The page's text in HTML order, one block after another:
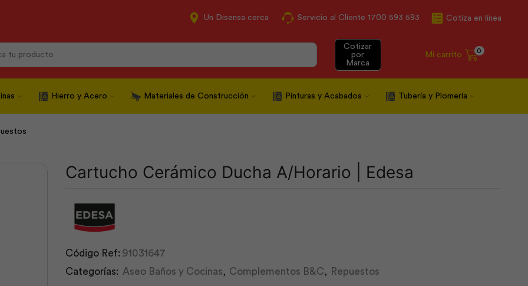
Un Disensa cerca Servicio al Cliente 1700 593 593 Cotiza en línea
Cotizar
por
Marca
Mi carrito 0
Hierro y Acero Materiales de Construcción Pinturas y Acabados Tubería y Plomería
Cartucho Cerámico Ducha A/Horario | Edesa
Código Ref: 91031647
Categorías: Aseo Baños y Cocinas, Complementos B&C, Repuestos